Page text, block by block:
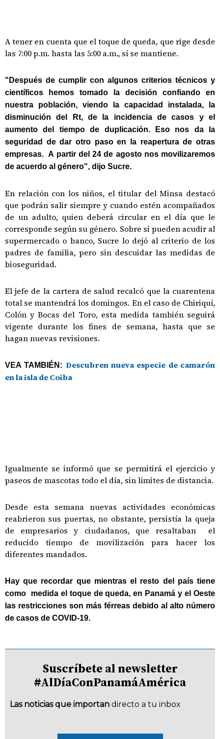
A tener en cuenta que el toque de queda, que rige desde
las 7:00 p.m. hasta las 5:00 a.m., sí se mantiene.
"Después de cumplir con algunos criterios técnicos y
científicos hemos tomado la decisión confiando en
nuestra población, viendo la capacidad instalada, la
disminución del Rt, de la incidencia de casos y el
aumento del tiempo de duplicación. Eso nos da la
seguridad de dar otro paso en la reapertura de otras
empresas. A partir del 24 de agosto nos movilizaremos
de acuerdo al género", dijo Sucre.
En relación con los niños, el titular del Minsa destacó
que podrán salir siempre y cuando estén acompañados
de un adulto, quien deberá circular en el día que le
corresponde según su género. Sobre si pueden acudir al
supermercado o banco, Sucre lo dejó al criterio de los
padres de familia, pero sin descuidar las medidas de
bioseguridad.
El jefe de la cartera de salud recalcó que la cuarentena
total se mantendrá los domingos. En el caso de Chiriquí,
Colón y Bocas del Toro, esta medida también seguirá
vigente durante los fines de semana, hasta que se
hagan nuevas revisiones.
VEA TAMBIÉN: Descubren nueva especie de camarón
en la isla de Coiba
Igualmente se informó que se permitirá el ejercicio y
paseos de mascotas todo el día, sin límites de distancia.
Desde esta semana nuevas actividades económicas
reabrieron sus puertas, no obstante, persistía la queja
de empresarios y ciudadanos, que resaltaban el
reducido tiempo de movilización para hacer los
diferentes mandados.
Hay que recordar que mientras el resto del país tiene
como medida el toque de queda, en Panamá y el Oeste
las restricciones son más férreas debido al alto número
de casos de COVID-19.
Suscríbete al newsletter
#AlDíaConPanamáAmérica
Las noticias que importan directo a tu inbox